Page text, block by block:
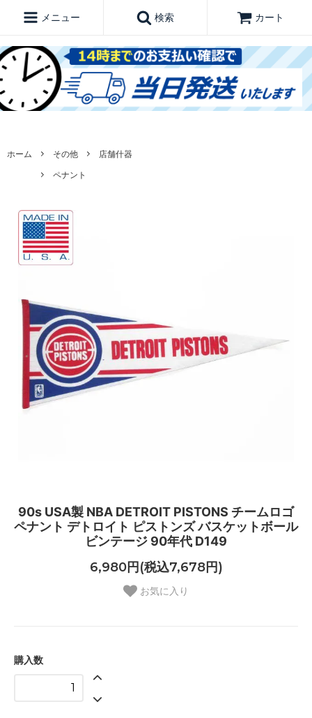
メニュー 検索 カート
ホーム その他
店舗什器
ペナント
90s USA製 NBA DETROIT PISTONS チームロゴ
ペナント デトロイト ピストンズ バスケットボール
ビンテージ 90年代 D149
6,980円(税込7,678円)
お気に入り
購入数